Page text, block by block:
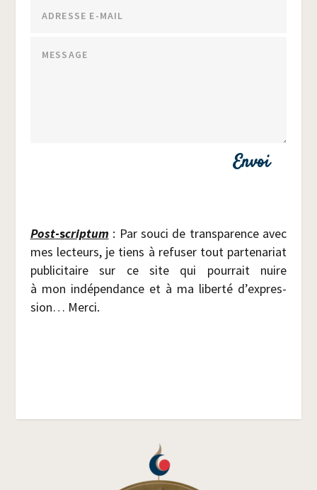
Envoi
Post-scrip­tum : Par sou­ci de trans­pa­rence avec
mes lec­teurs, je tiens à refu­ser tout par­te­na­riat
publi­ci­taire sur ce site qui pour­rait nuire
à mon indé­pen­dance et à ma liber­té d’ex­pres­
sion… Merci.